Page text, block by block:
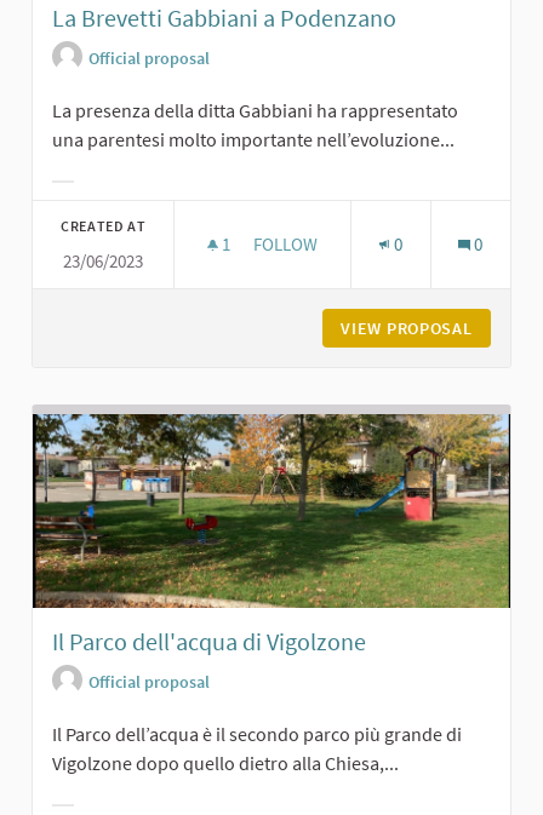
La Brevetti Gabbiani a Podenzano
Official proposal
La presenza della ditta Gabbiani ha rappresentato
una parentesi molto importante nell’evoluzione...
CREATED AT
23/06/2023
1 1 FOLLOWER
FOLLOW 0 0
VIEW PROPOSAL
Il Parco dell'acqua di Vigolzone
Official proposal
Il Parco dell’acqua è il secondo parco più grande di
Vigolzone dopo quello dietro alla Chiesa,...